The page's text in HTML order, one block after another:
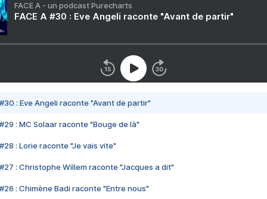
FACE A - un podcast Purecharts
FACE A #30 : Eve Angeli raconte "Avant de partir"
#30 : Eve Angeli raconte "Avant de partir"
#29 : MC Solaar raconte "Bouge de là"
#28 : Lorie raconte "Je vais vite"
#27 : Christophe Willem raconte "Jacques a dit"
#26 : Chimène Badi raconte "Entre nous"